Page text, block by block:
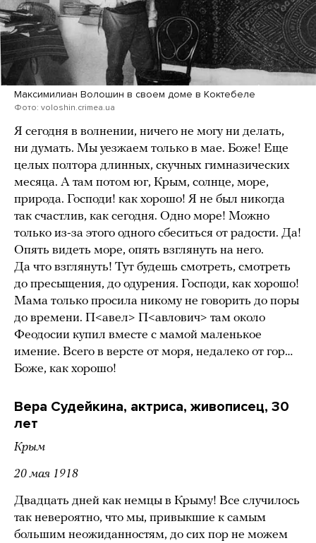
Максимилиан Волошин в своем доме в Коктебеле
Фото: voloshin.crimea.ua
Я сегодня в волнении, ничего не могу ни делать,
ни думать. Мы уезжаем только в мае. Боже! Еще
целых полтора длинных, скучных гимназических
месяца. А там потом юг, Крым, солнце, море,
природа. Господи! как хорошо! Я не был никогда
так счастлив, как сегодня. Одно море! Можно
только из-за этого одного сбеситься от радости. Да!
Опять видеть море, опять взглянуть на него.
Да что взглянуть! Тут будешь смотреть, смотреть
до пресыщения, до одурения. Господи, как хорошо!
Мама только просила никому не говорить до поры
до времени. П<авел> П<авлович> там около
Феодосии купил вместе с мамой маленькое
имение. Всего в версте от моря, недалеко от гор…
Боже, как хорошо!
Вера Судейкина, актриса, живописец, 30
лет
Крым
20 мая 1918
Двадцать дней как немцы в Крыму! Все случилось
так невероятно, что мы, привыкшие к самым
большим неожиданностям, до сих пор не можем